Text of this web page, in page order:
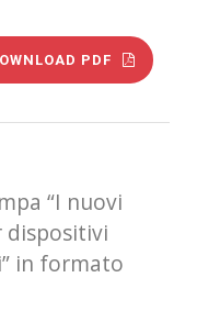
PDF
“I nuovi
dispositivi
in formato